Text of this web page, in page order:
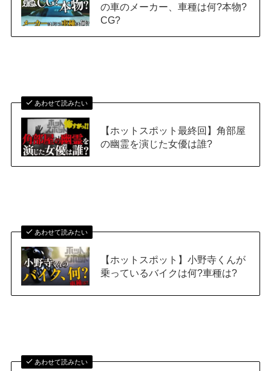
の車のメーカー、車種は何?本物?
CG?
あわせて読みたい
【ホットスポット最終回】角部屋
の幽霊を演じた女優は誰?
あわせて読みたい
【ホットスポット】小野寺くんが
乗っているバイクは何?車種は?
あわせて読みたい